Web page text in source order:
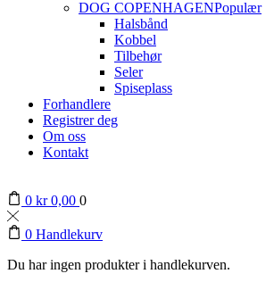
DOG COPENHAGENPopulær
Halsbånd
Kobbel
Tilbehør
Seler
Spiseplass
Forhandlere
Registrer deg
Om oss
Kontakt
0 kr0,00 0
0 Handlekurv
Du har ingen produkter i handlekurven.